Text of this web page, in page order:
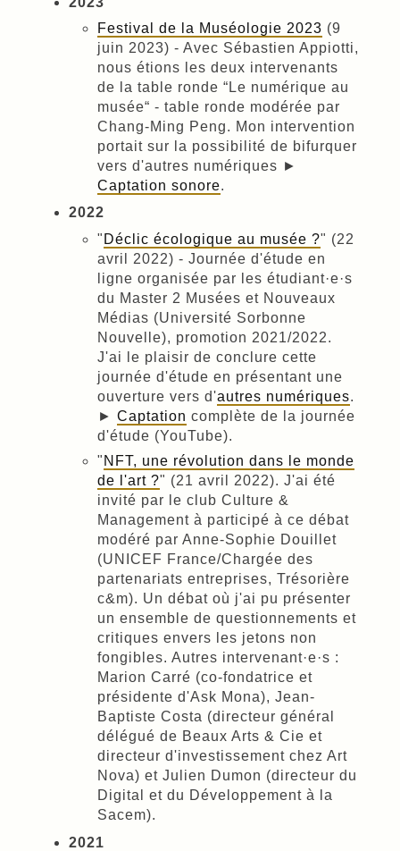
Festival de la Muséologie 2023 (9
juin 2023) - Avec Sébastien Appiotti,
nous étions les deux intervenants
de la table ronde “Le numérique au
musée“ - table ronde modérée par
Chang-Ming Peng. Mon intervention
portait sur la possibilité de bifurquer
vers d'autres numériques ►
Captation sonore.
2022
" Déclic écologique au musée ?" (22
avril 2022) - Journée d'étude en
ligne organisée par les étudiant·e·s
du Master 2 Musées et Nouveaux
Médias (Université Sorbonne
Nouvelle), promotion 2021/2022.
J'ai le plaisir de conclure cette
journée d'étude en présentant une
ouverture vers d'autres numériques.
► Captation complète de la journée
d'étude (YouTube).
" NFT, une révolution dans le monde
de l'art ?" (21 avril 2022). J'ai été
invité par le club Culture &
Management à participé à ce débat
modéré par Anne-Sophie Douillet
(UNICEF France/Chargée des
partenariats entreprises, Trésorière
c&m). Un débat où j'ai pu présenter
un ensemble de questionnements et
critiques envers les jetons non
fongibles. Autres intervenant·e·s :
Marion Carré (co-fondatrice et
présidente d'Ask Mona), Jean-
Baptiste Costa (directeur général
délégué de Beaux Arts & Cie et
directeur d'investissement chez Art
Nova) et Julien Dumon (directeur du
Digital et du Développement à la
Sacem).
2021